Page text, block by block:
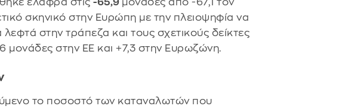
σκηνικό στην Ευρώπη με την πλειοψηφία να
λεφτά στην τράπεζα και τους σχετικούς δείκτες
μονάδες στην ΕΕ και +7,3 στην Ευρωζώνη.
το ποσοστό των καταναλωτών που